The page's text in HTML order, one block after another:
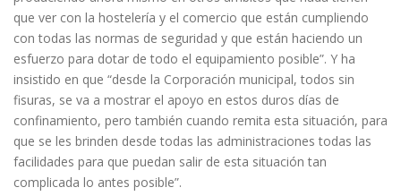
que ver con la hostelería y el comercio que están cumpliendo
con todas las normas de seguridad y que están haciendo un
esfuerzo para dotar de todo el equipamiento posible”. Y ha
insistido en que “desde la Corporación municipal, todos sin
fisuras, se va a mostrar el apoyo en estos duros días de
confinamiento, pero también cuando remita esta situación, para
que se les brinden desde todas las administraciones todas las
facilidades para que puedan salir de esta situación tan
complicada lo antes posible”.